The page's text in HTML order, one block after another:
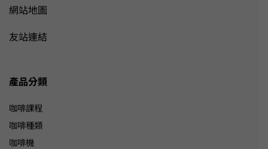
網站地圖
友站連結
產品分類
咖啡課程
咖啡種類
咖啡機